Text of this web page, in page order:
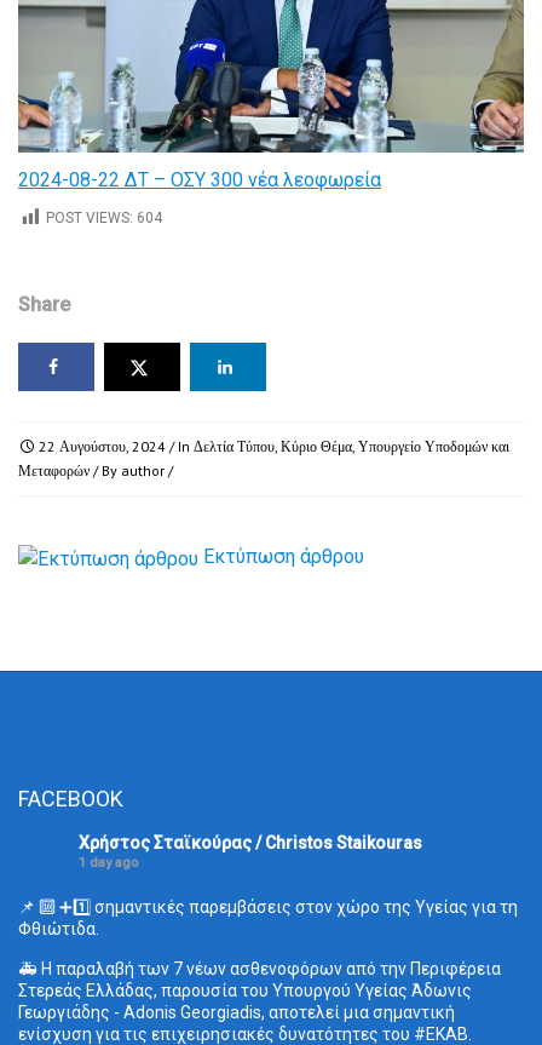
2024-08-22 ΔΤ – ΟΣΥ 300 νέα λεοφωρεία
POST VIEWS: 604
Share
22 Αυγούστου, 2024 / In Δελτία Τύπου, Κύριο Θέμα, Υπουργείο Υποδομών και
Μεταφορών / By author /
Εκτύπωση άρθρου
FACEBOOK
Χρήστος Σταϊκούρας / Christos Staikouras
1 day ago
📌 🔟 ➕1️⃣ σημαντικές παρεμβάσεις στον χώρο της Υγείας για τη
Φθιώτιδα.
🚑 Η παραλαβή των 7 νέων ασθενοφόρων από την Περιφέρεια
Στερεάς Ελλάδας, παρουσία του Υπουργού Υγείας Άδωνις
Γεωργιάδης - Adonis Georgiadis, αποτελεί μια σημαντική
ενίσχυση για τις επιχειρησιακές δυνατότητες του #ΕΚΑΒ